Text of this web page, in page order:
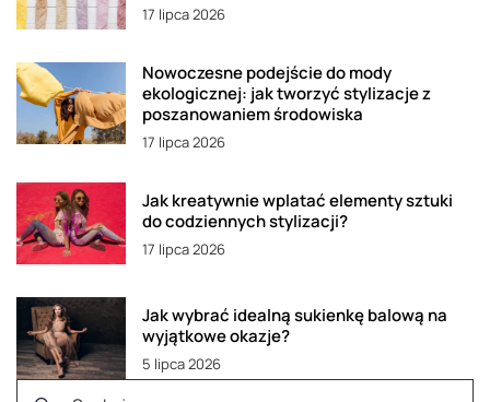
17 lipca 2026
Nowoczesne podejście do mody
ekologicznej: jak tworzyć stylizacje z
poszanowaniem środowiska
17 lipca 2026
Jak kreatywnie wplatać elementy sztuki
do codziennych stylizacji?
17 lipca 2026
Jak wybrać idealną sukienkę balową na
wyjątkowe okazje?
5 lipca 2026